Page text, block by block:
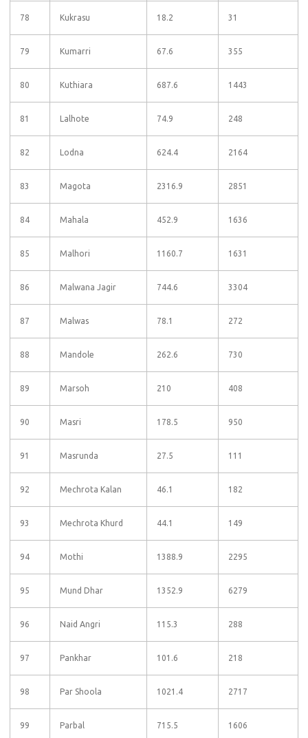
78 Kukrasu 18.2 31
79 Kumarri 67.6 355
80 Kuthiara 687.6 1443
81 Lalhote 74.9 248
82 Lodna 624.4 2164
83 Magota 2316.9 2851
84 Mahala 452.9 1636
85 Malhori 1160.7 1631
86 Malwana Jagir 744.6 3304
87 Malwas 78.1 272
88 Mandole 262.6 730
89 Marsoh 210 408
90 Masri 178.5 950
91 Masrunda 27.5 111
92 Mechrota Kalan 46.1 182
93 Mechrota Khurd 44.1 149
94 Mothi 1388.9 2295
95 Mund Dhar 1352.9 6279
96 Naid Angri 115.3 288
97 Pankhar 101.6 218
98 Par Shoola 1021.4 2717
99 Parbal 715.5 1606